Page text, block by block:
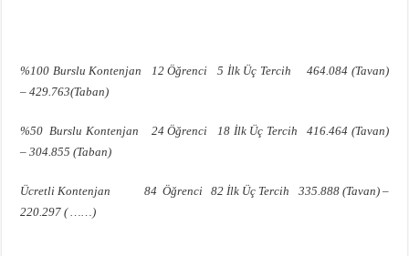
%100 Burslu Kontenjan 12 Öğrenci 5 İlk Üç Tercih 464.084 (Tavan)
– 429.763(Taban)
%50 Burslu Kontenjan 24 Öğrenci 18 İlk Üç Tercih 416.464 (Tavan)
– 304.855 (Taban)
Ücretli Kontenjan 84 Öğrenci 82 İlk Üç Tercih 335.888 (Tavan) –
220.297 ( ……)